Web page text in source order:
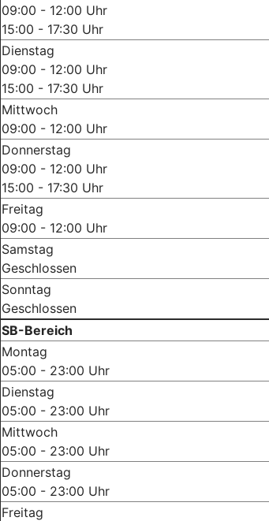
09:00 - 12:00 Uhr
15:00 - 17:30 Uhr
Dienstag
09:00 - 12:00 Uhr
15:00 - 17:30 Uhr
Mittwoch
09:00 - 12:00 Uhr
Donnerstag
09:00 - 12:00 Uhr
15:00 - 17:30 Uhr
Freitag
09:00 - 12:00 Uhr
Samstag
Geschlossen
Sonntag
Geschlossen
SB-Bereich
Montag
05:00 - 23:00 Uhr
Dienstag
05:00 - 23:00 Uhr
Mittwoch
05:00 - 23:00 Uhr
Donnerstag
05:00 - 23:00 Uhr
Freitag